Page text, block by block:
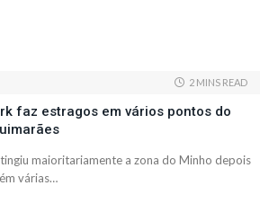
2 MINS READ
faz estragos em vários pontos do
maioritariamente a zona do Minho depois
várias…